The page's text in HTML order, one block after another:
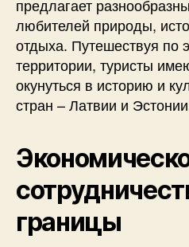
предлагает
любителей природы,
отдыха. Путешествуя по
территории, туристы
окунуться в историю и
стран – Латвии и
границы